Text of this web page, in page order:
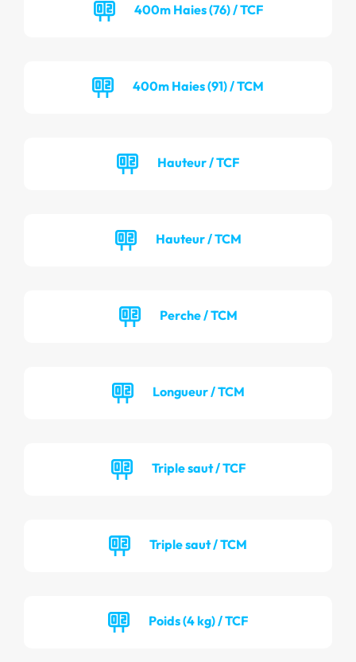
400m Haies (76) / TCF
400m Haies (91) / TCM
Hauteur / TCF
Hauteur / TCM
Perche / TCM
Longueur / TCM
Triple saut / TCF
Triple saut / TCM
Poids (4 kg) / TCF